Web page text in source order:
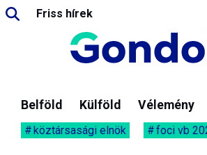
Friss hírek
Belföld Külföld Vélemény
köztársasági elnök foci vb